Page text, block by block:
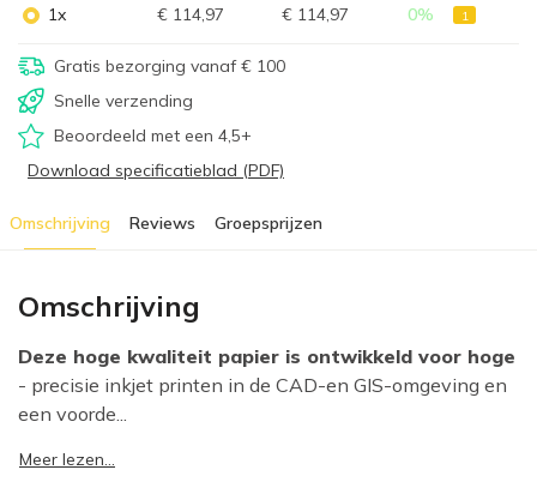
1x € 114,97 € 114,97 0% 1
Gratis bezorging vanaf € 100
Snelle verzending
Beoordeeld met een 4,5+
Download specificatieblad (PDF)
Omschrijving Reviews Groepsprijzen
Omschrijving
Deze hoge kwaliteit papier is ontwikkeld voor hoge
- precisie inkjet printen in de CAD-en GIS-omgeving en
een voorde...
Meer lezen...